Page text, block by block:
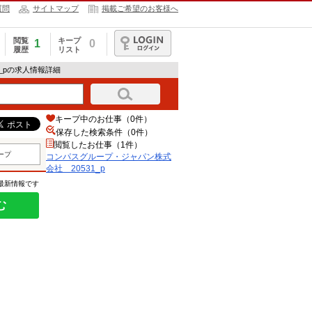
問 サイトマップ 掲載ご希望のお客様へ
閲覧
履歴
1
キープ
リスト
0
ログイン
の求人情報詳細
プ
新情報です
キープ中のお仕事（0件）
保存した検索条件（0件）
閲覧したお仕事（1件）
コンパスグループ・ジャパン株式
会社 20531_p